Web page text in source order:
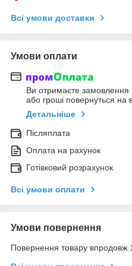
Всі умови доставки
Умови оплати
Ви отримаєте замовлення
або гроші повернуться на
Детальніше
Післяплата
Оплата на рахунок
Готівковий розрахунок
Всі умови оплати
Умови повернення
Повернення товару впродовж